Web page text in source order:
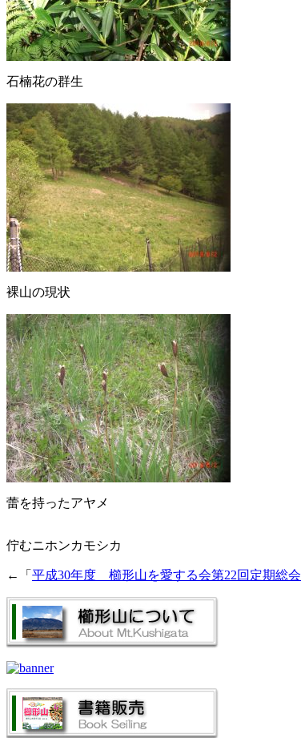
石楠花の群生
裸山の現状
蕾を持ったアヤメ
佇むニホンカモシカ
←「 平成30年度 櫛形山を愛する会第22回定期総会